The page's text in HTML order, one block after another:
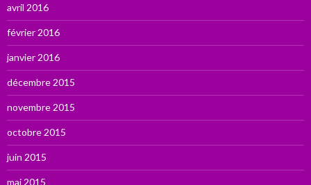
avril 2016
février 2016
janvier 2016
décembre 2015
novembre 2015
octobre 2015
juin 2015
mai 2015